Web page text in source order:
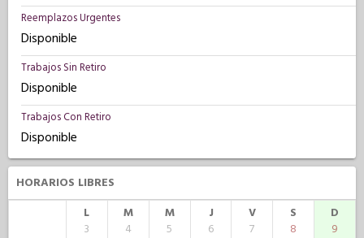
Reemplazos Urgentes
Disponible
Trabajos Sin Retiro
Disponible
Trabajos Con Retiro
Disponible
HORARIOS LIBRES
L
3
M
4
M
5
J
6
V
7
S
8
D
9